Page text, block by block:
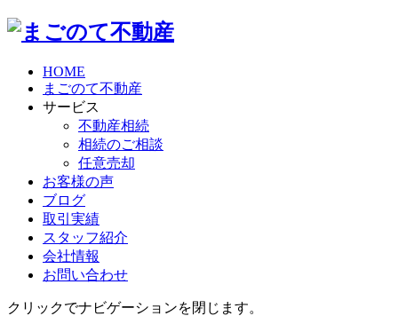
HOME
まごのて不動産
サービス
不動産相続
相続のご相談
任意売却
お客様の声
ブログ
取引実績
スタッフ紹介
会社情報
お問い合わせ
クリックでナビゲーションを閉じます。